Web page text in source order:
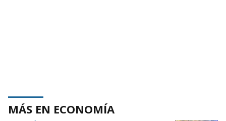
MÁS EN ECONOMÍA